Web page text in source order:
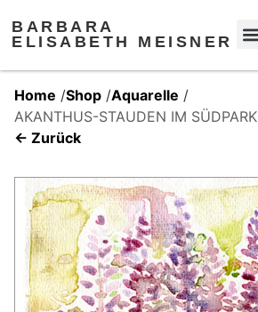
BARBARA
ELISABETH MEISNER
Home /Shop /Aquarelle /
AKANTHUS-STAUDEN IM SÜDPARK
← Zurück